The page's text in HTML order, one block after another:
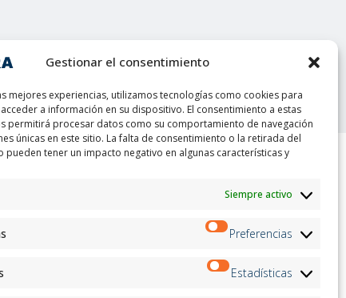
Gestionar el consentimiento
mejores experiencias, utilizamos tecnologías como cookies para
a información en su dispositivo. El consentimiento a estas
permitirá procesar datos como su comportamiento de navegación
únicas en este sitio. La falta de consentimiento o la retirada del
pueden tener un impacto negativo en algunas características y
Siempre activo
Preferencias
Estadísticas